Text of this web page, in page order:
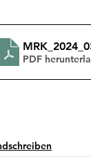
PDF